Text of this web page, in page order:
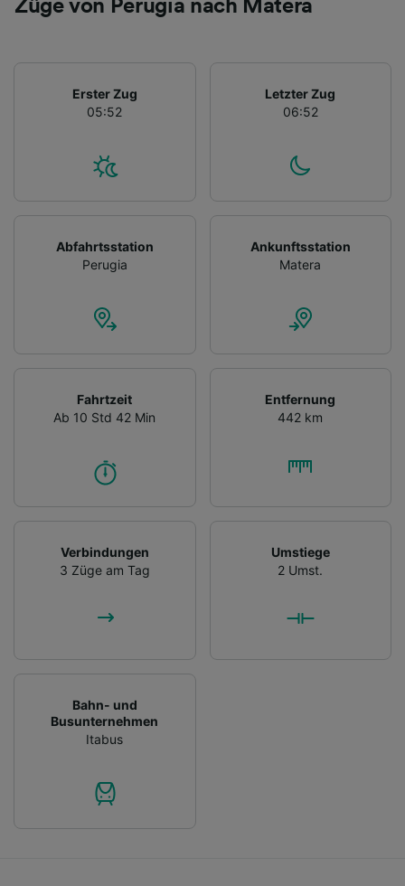
Züge von Perugia nach Matera
Erster Zug
05:52
Letzter Zug
06:52
Abfahrtsstation
Perugia
Ankunftsstation
Matera
Fahrtzeit
Ab 10 Std 42 Min
Entfernung
442 km
Verbindungen
3 Züge am Tag
Umstiege
2 Umst.
Bahn- und
Busunternehmen
Itabus